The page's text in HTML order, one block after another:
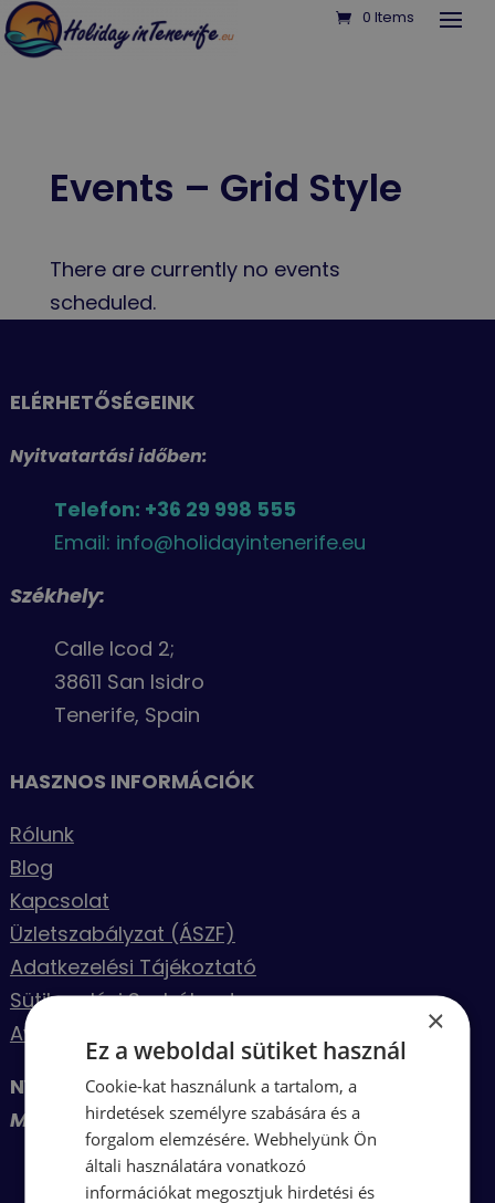
0 Items
Events – Grid Style
There are currently no events
scheduled.
ELÉRHETŐSÉGEINK
Nyitvatartási időben:
Telefon: +36 29 998 555
Email: info@holidayintenerife.eu
Székhely:
Calle Icod 2;
38611 San Isidro
Tenerife, Spain
HASZNOS INFORMÁCIÓK
Rólunk
Blog
Kapcsolat
Üzletszabályzat (ÁSZF)
Adatkezelési Tájékoztató
Sütikezelési Szabályzat
Aviso Legal
NYITVATARTÁS:
Magyar idő szerint:
H.-P.: 10:00-18:00
×
Ez a weboldal sütiket használ
Cookie-kat használunk a tartalom, a
hirdetések személyre szabására és a
forgalom elemzésére. Webhelyünk Ön
általi használatára vonatkozó
információkat megosztjuk hirdetési és